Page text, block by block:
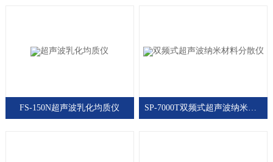
FS-150N超声波乳化均质仪 SP-7000T双频式超声波纳米材料分散仪